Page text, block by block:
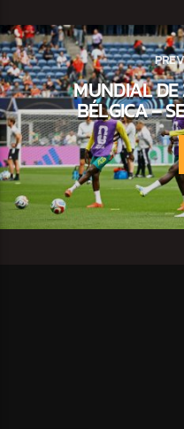
MUNDIAL DE
BÉLGICA –